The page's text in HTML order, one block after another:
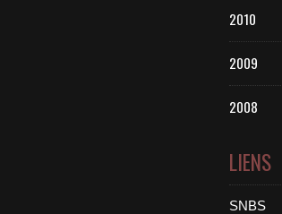
2010
2009
2008
LIENS
SNBS